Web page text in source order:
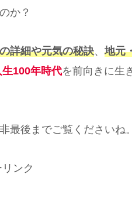
か？
詳細や元気の秘訣、 地元
生100年時代を前向きに生
最後までご覧くださいね。
ンク